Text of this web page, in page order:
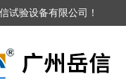
试验设备有限公司！